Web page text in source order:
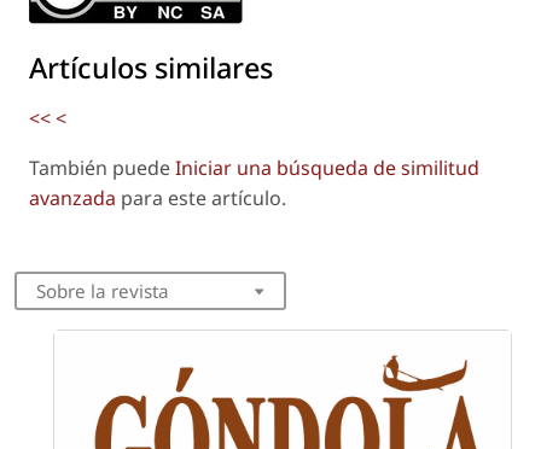
Artículos similares
<<<
También puedeIniciar una búsqueda de similitud
avanzada para este artículo.
Sobre la revista